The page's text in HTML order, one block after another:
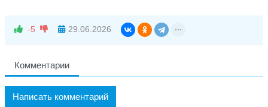
-5 29.06.2026
Комментарии
Написать комментарий